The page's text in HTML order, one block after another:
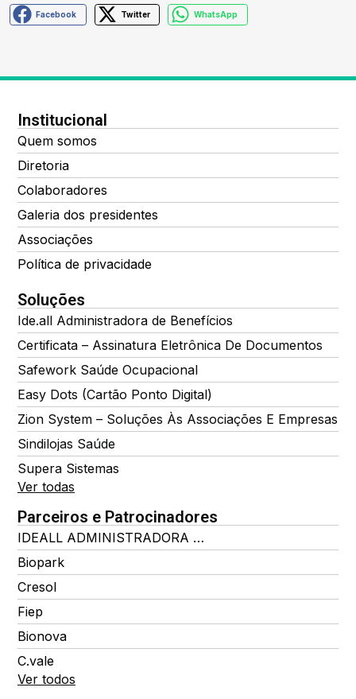
Facebook Twitter WhatsApp
Institucional
Quem somos
Diretoria
Colaboradores
Galeria dos presidentes
Associações
Política de privacidade
Soluções
Ide.all Administradora de Benefícios
Certificata – Assinatura Eletrônica De Documentos
Safework Saúde Ocupacional
Easy Dots (Cartão Ponto Digital)
Zion System – Soluções Às Associações E Empresas
Sindilojas Saúde
Supera Sistemas
Ver todas
Parceiros e Patrocinadores
IDEALL ADMINISTRADORA DE BENEFÍCIOS
Biopark
Cresol
Fiep
Bionova
C.vale
Ver todos